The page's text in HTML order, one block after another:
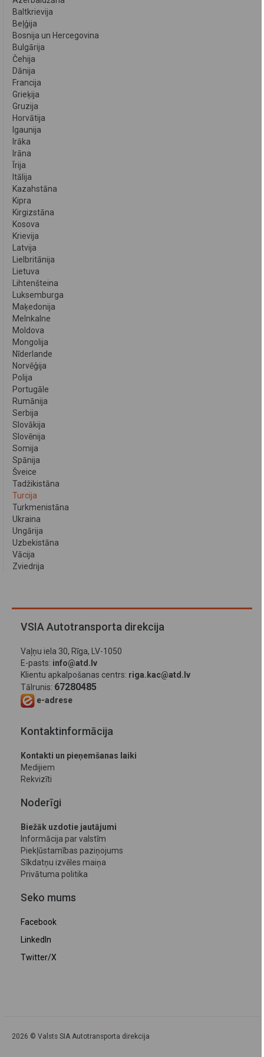
Baltkrievija
Beļģija
Bosnija un Hercegovina
Bulgārija
Čehija
Dānija
Francija
Grieķija
Gruzija
Horvātija
Igaunija
Irāka
Irāna
Īrija
Itālija
Kazahstāna
Kipra
Kirgizstāna
Kosova
Krievija
Latvija
Lielbritānija
Lietuva
Lihtenšteina
Luksemburga
Maķedonija
Melnkalne
Moldova
Mongolija
Nīderlande
Norvēģija
Polija
Portugāle
Rumānija
Serbija
Slovākija
Slovēnija
Somija
Spānija
Šveice
Tadžikistāna
Turcija
Turkmenistāna
Ukraina
Ungārija
Uzbekistāna
Vācija
Zviedrija
VSIA Autotransporta direkcija
Vaļņu iela 30, Rīga, LV-1050
E-pasts: info@atd.lv
Klientu apkalpošanas centrs: riga.kac@atd.lv
Tālrunis: 67280485
e-adrese
Kontaktinformācija
Kontakti un pieņemšanas laiki
Medijiem
Rekvizīti
Noderīgi
Biežāk uzdotie jautājumi
Informācija par valstīm
Piekļūstamības paziņojums
Sīkdatņu izvēles maiņa
Privātuma politika
Seko mums
Facebook
LinkedIn
Twitter/X
2026 © Valsts SIA Autotransporta direkcija